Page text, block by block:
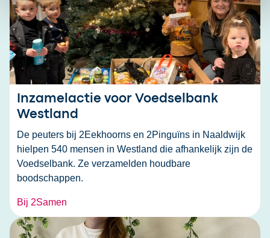
Inzamelactie voor Voedselbank
Westland
De peuters bij 2Eekhoorns en 2Pinguïns in Naaldwijk
hielpen 540 mensen in Westland die afhankelijk zijn de
Voedselbank. Ze verzamelden houdbare
boodschappen.
Bij 2Samen